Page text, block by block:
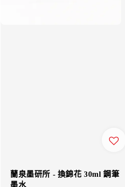
蘭泉墨研所 - 換錦花 30ml 鋼筆
墨水